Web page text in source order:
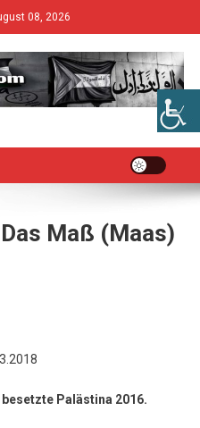
08, 2026
Maß (Maas)
Palästina 2016.